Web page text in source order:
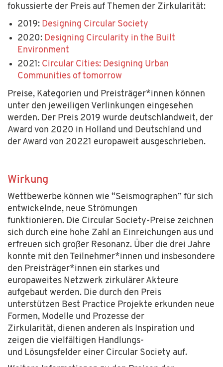
fokussierte der Preis auf Themen der Zirkularität:
2019: Designing Circular Society
2020: Designing Circularity in the Built
Environment
2021: Circular Cities: Designing Urban
Communities of tomorrow
Preise, Kategorien und Preisträger*innen können
unter den jeweiligen Verlinkungen eingesehen
werden. Der Preis 2019 wurde deutschlandweit, der
Award von 2020 in Holland und Deutschland und
der Award von 20221 europaweit ausgeschrieben.
Wirkung
Wettbewerbe können wie “Seismographen” für sich
entwickelnde, neue Strömungen
funktionieren. Die Circular Society-Preise zeichnen
sich durch eine hohe Zahl an Einreichungen aus und
erfreuen sich großer Resonanz. Über die drei Jahre
konnte mit den Teilnehmer*innen und insbesondere
den Preisträger*innen ein starkes und
europaweites Netzwerk zirkulärer Akteure
aufgebaut werden. Die durch den Preis
unterstützen Best Practice Projekte erkunden neue
Formen, Modelle und Prozesse der
Zirkularität, dienen anderen als Inspiration und
zeigen die vielfältigen Handlungs-
und Lösungsfelder einer Circular Society auf.